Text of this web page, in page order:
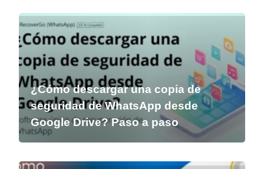
¿Cómo descargar una copia de
seguridad de WhatsApp desde
Google Drive? Paso a paso